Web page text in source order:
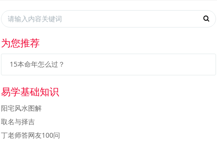
为您推荐
15本命年怎么过？
易学基础知识
阳宅风水图解
取名与择吉
丁老师答网友100问